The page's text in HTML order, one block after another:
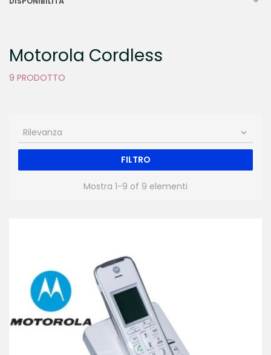
Motorola Cordless
9 PRODOTTO
Rilevanza 
FILTRO
Mostra 1-9 of 9 elementi